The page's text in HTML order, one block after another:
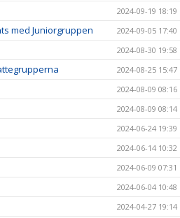
2024-09-19 18:19
med Juniorgruppen 2024-09-05 17:40
2024-08-30 19:58
2024-08-25 15:47
2024-08-09 08:16
2024-08-09 08:14
2024-06-24 19:39
2024-06-14 10:32
2024-06-09 07:31
2024-06-04 10:48
2024-04-27 19:14